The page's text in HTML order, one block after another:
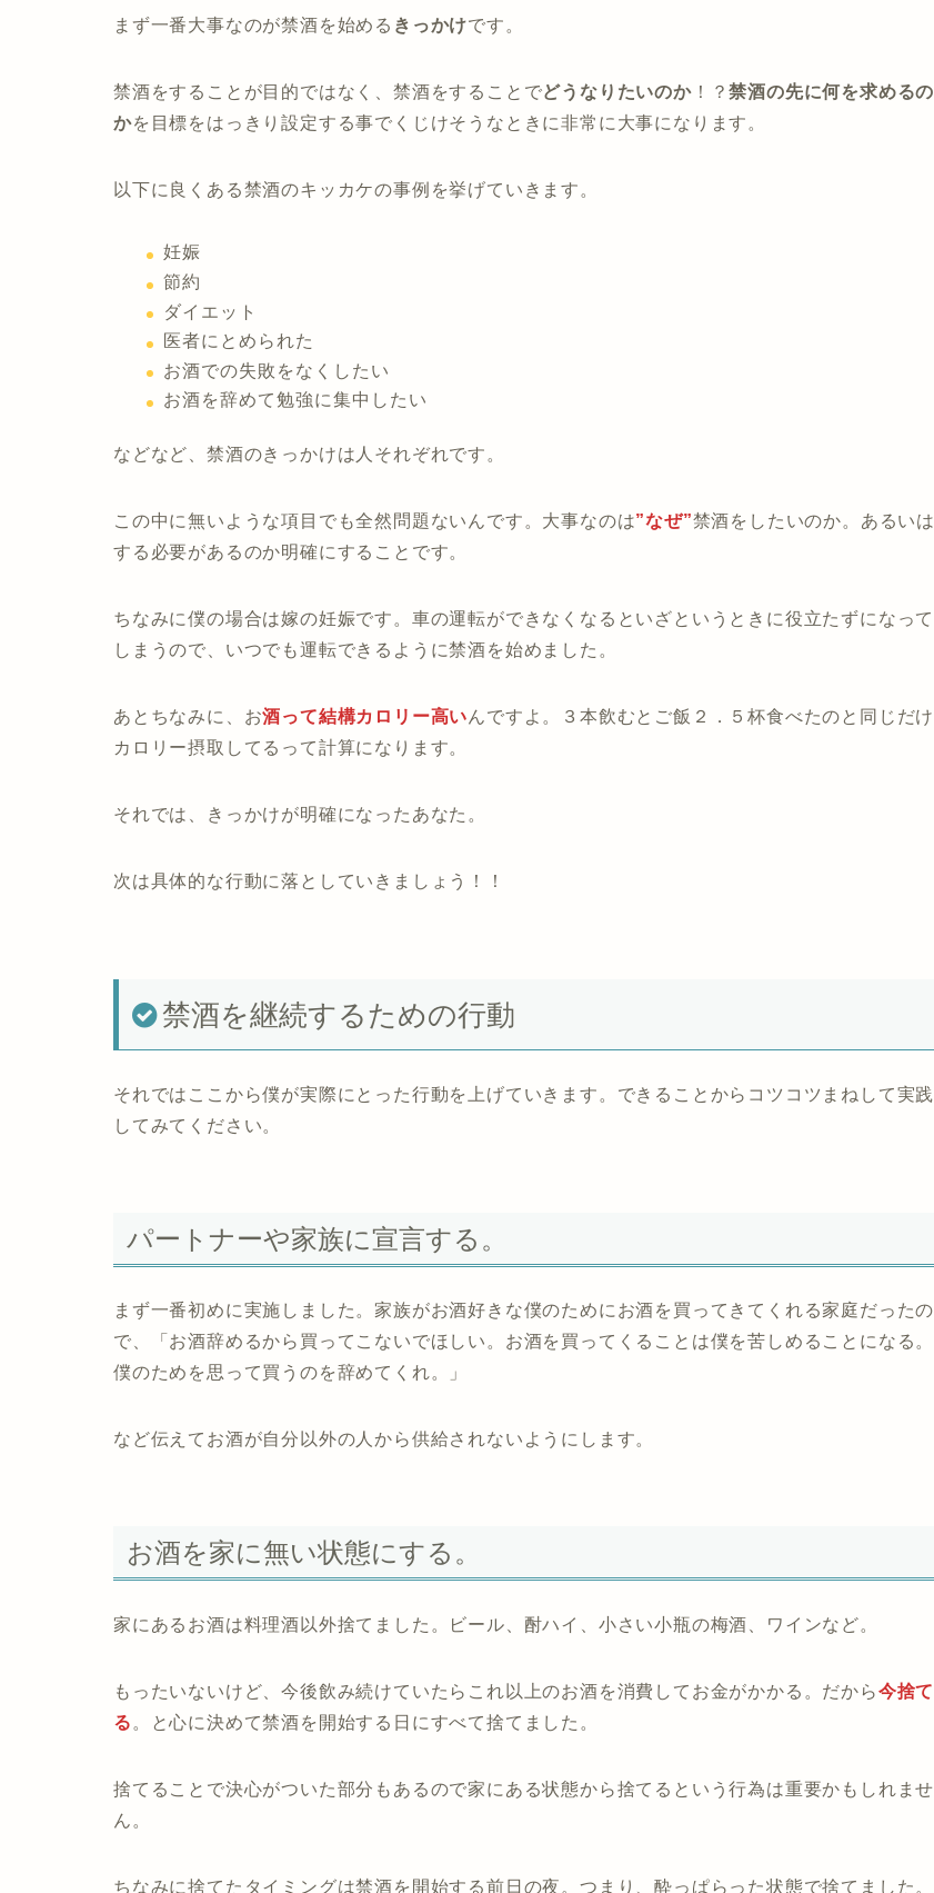
まず一番大事なのが禁酒を始める きっかけです。
禁酒をすることが目的ではなく、禁酒をすることでどうなりたいのか！？禁酒の先に何を求めるの
かを目標をはっきり設定する事でくじけそうなときに非常に大事になります。
以下に良くある禁酒のキッカケの事例を挙げていきます。
妊娠
節約
ダイエット
医者にとめられた
お酒での失敗をなくしたい
お酒を辞めて勉強に集中したい
などなど、禁酒のきっかけは人それぞれです。
この中に無いような項目でも全然問題ないんです。大事なのは”なぜ”禁酒をしたいのか。あるいは
する必要があるのか明確にすることです。
ちなみに僕の場合は嫁の妊娠です。車の運転ができなくなるといざというときに役立たずになって
しまうので、いつでも運転できるように禁酒を始めました。
あとちなみに、お酒って結構カロリー高いんですよ。３本飲むとご飯２．５杯食べたのと同じだけ
カロリー摂取してるって計算になります。
それでは、きっかけが明確になったあなた。
次は具体的な行動に落としていきましょう！！
禁酒を継続するための行動
それではここから僕が実際にとった行動を上げていきます。できることからコツコツまねして実践
してみてください。
パートナーや家族に宣言する。
まず一番初めに実施しました。家族がお酒好きな僕のためにお酒を買ってきてくれる家庭だったの
で、「お酒辞めるから買ってこないでほしい。お酒を買ってくることは僕を苦しめることになる。
僕のためを思って買うのを辞めてくれ。」
など伝えてお酒が自分以外の人から供給されないようにします。
お酒を家に無い状態にする。
家にあるお酒は料理酒以外捨てました。ビール、酎ハイ、小さい小瓶の梅酒、ワインなど。
もったいないけど、今後飲み続けていたらこれ以上のお酒を消費してお金がかかる。だから今捨て
る 。と心に決めて禁酒を開始する日にすべて捨てました。
捨てることで決心がついた部分もあるので家にある状態から捨てるという行為は重要かもしれませ
ん。
ちなみに捨てたタイミングは禁酒を開始する前日の夜。つまり、酔っぱらった状態で捨てました。